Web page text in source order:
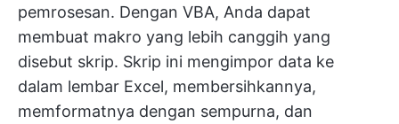
pemrosesan. Dengan VBA, Anda dapat
membuat makro yang lebih canggih yang
disebut skrip. Skrip ini mengimpor data ke
dalam lembar Excel, membersihkannya,
memformatnya dengan sempurna, dan